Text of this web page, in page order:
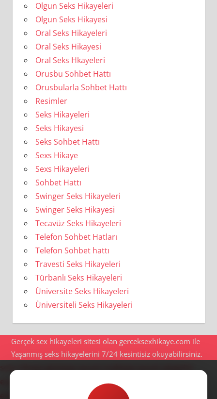
Olgun Seks Hikayeleri
Olgun Seks Hikayesi
Oral Seks Hikayeleri
Oral Seks Hikayesi
Oral Seks Hkayeleri
Orusbu Sohbet Hattı
Orusbularla Sohbet Hattı
Resimler
Seks Hikayeleri
Seks Hikayesi
Seks Sohbet Hattı
Sexs Hikaye
Sexs Hikayeleri
Sohbet Hattı
Swinger Seks Hikayeleri
Swinger Seks Hikayesi
Tecavüz Seks Hikayeleri
Telefon Sohbet Hatları
Telefon Sohbet hattı
Travesti Seks Hikayeleri
Türbanlı Seks Hikayeleri
Üniversite Seks Hikayeleri
Üniversiteli Seks Hikayeleri
Gerçek sex hikayeleri sitesi olan gerceksexhikaye.com ile
Yaşanmış seks hikayelerini 7/24 kesintisiz okuyabilirsiniz.
seks hikayegöztepe escortmaltepe escortataşehir
anadolu yakası escortümraniye escort
kadıköy escort